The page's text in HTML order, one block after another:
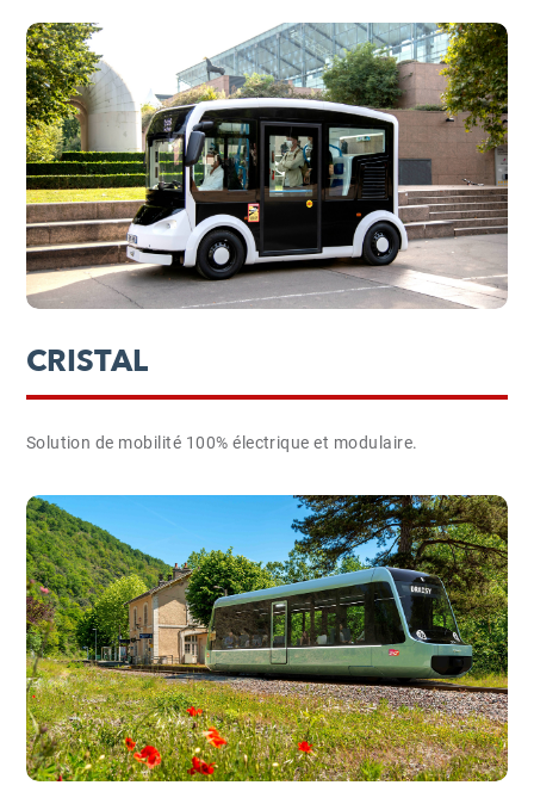
CRISTAL
Solution de mobilité 100% électrique et modulaire.